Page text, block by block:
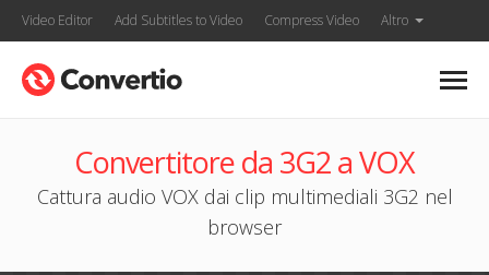
Video Editor Add Subtitles to Video Compress Video Altro
Convertitore da 3G2 a VOX
Cattura audio VOX dai clip multimediali 3G2 nel
browser